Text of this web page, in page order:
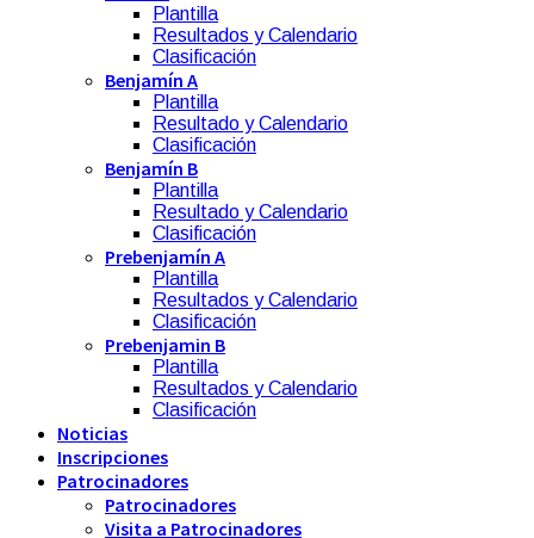
Plantilla
Resultados y Calendario
Clasificación
Benjamín A
Plantilla
Resultado y Calendario
Clasificación
Benjamín B
Plantilla
Resultado y Calendario
Clasificación
Prebenjamín A
Plantilla
Resultados y Calendario
Clasificación
Prebenjamin B
Plantilla
Resultados y Calendario
Clasificación
Noticias
Inscripciones
Patrocinadores
Patrocinadores
Visita a Patrocinadores